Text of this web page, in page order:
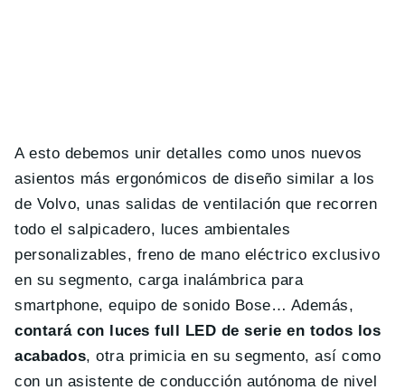
A esto debemos unir detalles como unos nuevos
asientos más ergonómicos de diseño similar a los
de Volvo, unas salidas de ventilación que recorren
todo el salpicadero, luces ambientales
personalizables, freno de mano eléctrico exclusivo
en su segmento, carga inalámbrica para
smartphone, equipo de sonido Bose… Además,
contará con luces full LED de serie en todos los
acabados, otra primicia en su segmento, así como
con un asistente de conducción autónoma de nivel